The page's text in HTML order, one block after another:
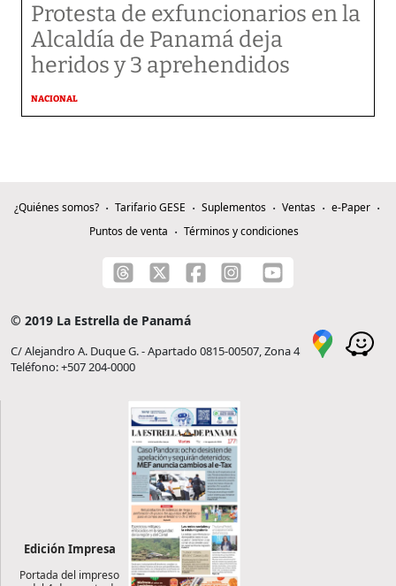
Protesta de exfuncionarios en la
Alcaldía de Panamá deja
heridos y 3 aprehendidos
NACIONAL
¿Quiénes somos? Tarifario GESE Suplementos Ventas
e-Paper
Puntos de venta
Términos y condiciones
© 2019 La Estrella de Panamá
C/ Alejandro A. Duque G. - Apartado 0815-00507, Zona 4
Teléfono: +507 204-0000
Edición Impresa
Portada del impreso